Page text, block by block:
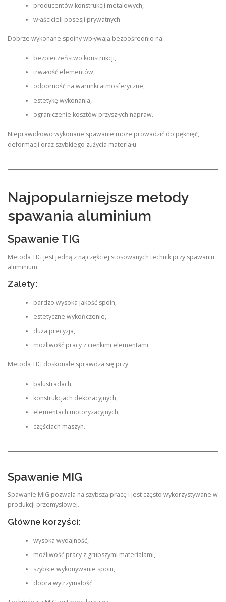
producentów konstrukcji metalowych,
właścicieli posesji prywatnych.
Dobrze wykonane spoiny wpływają bezpośrednio na:
bezpieczeństwo konstrukcji,
trwałość elementów,
odporność na warunki atmosferyczne,
estetykę wykonania,
ograniczenie kosztów przyszłych napraw.
Nieprawidłowo wykonane spawanie może prowadzić do pęknięć,
deformacji oraz szybkiego zużycia materiału.
Najpopularniejsze metody
spawania aluminium
Spawanie TIG
Metoda TIG jest jedną z najczęściej stosowanych technik przy spawaniu
aluminium.
Zalety:
bardzo wysoka jakość spoin,
estetyczne wykończenie,
duża precyzja,
możliwość pracy z cienkimi elementami.
Metoda TIG doskonale sprawdza się przy:
balustradach,
konstrukcjach dekoracyjnych,
elementach motoryzacyjnych,
częściach maszyn.
Spawanie MIG
Spawanie MIG pozwala na szybszą pracę i jest często wykorzystywane w
produkcji przemysłowej.
Główne korzyści:
wysoka wydajność,
możliwość pracy z grubszymi materiałami,
szybkie wykonywanie spoin,
dobra wytrzymałość.